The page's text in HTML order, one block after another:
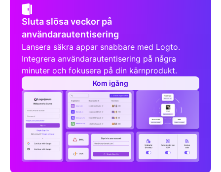
Sluta slösa veckor på
användarautentisering
Lansera säkra appar snabbare med Logto.
Integrera användarautentisering på några
minuter och fokusera på din kärnprodukt.
Kom igång